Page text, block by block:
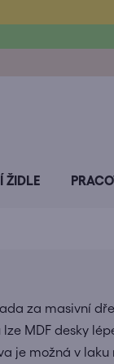
ŽIDLE
za masivní
MDF desky
je možná v laku